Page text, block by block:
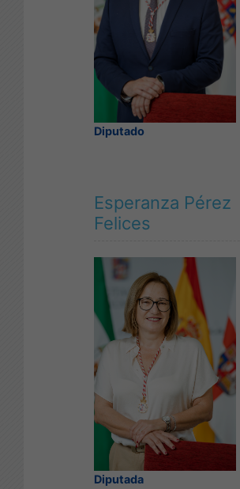
Diputado
Esperanza Pérez
Felices
Diputada